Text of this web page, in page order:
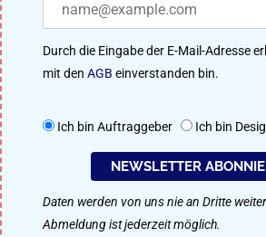
Viele Designer aus unserer 91.200
treten im kreativen Wettbewerb um das
So funktioniert designenlassen.de
Als Designer mitmachen
Durch die Eingabe der E-Mail-Adresse
mit den AGB einverstanden bin.
Ich bin Auftraggeber Ich bin
NEWSLETTER
Daten werden von uns nie an Dritte
Abmeldung ist jederzeit möglich.